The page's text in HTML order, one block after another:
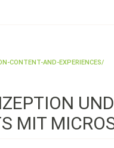
CONTENT-AND-EXPERIENCES/
UND
MIT